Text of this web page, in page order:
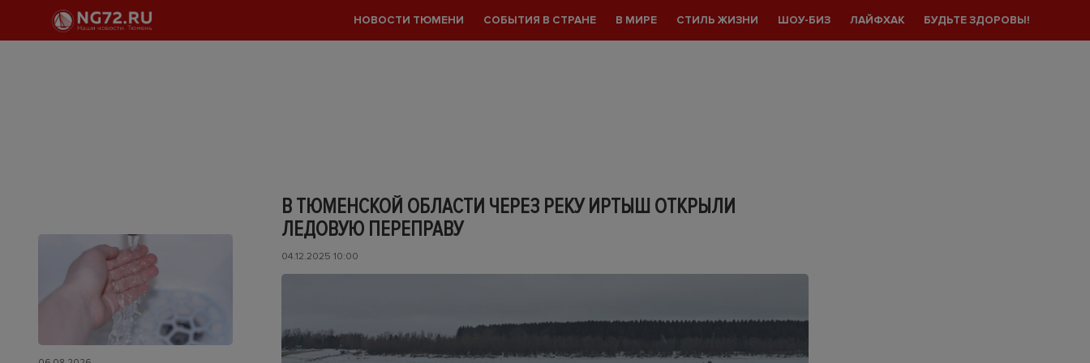
НОВОСТИ ТЮМЕНИ СОБЫТИЯ В СТРАНЕ В МИРЕ СТИЛЬ ЖИЗНИ ШОУ-БИЗ ЛАЙФХАК БУДЬТЕ ЗДОРОВЫ!
В ТЮМЕНСКОЙ ОБЛАСТИ ЧЕРЕЗ РЕКУ ИРТЫШ ОТКРЫЛИ
ЛЕДОВУЮ ПЕРЕПРАВУ
04.12.2025 10:00